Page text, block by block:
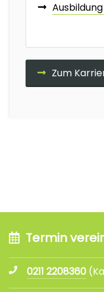
Zum
Termin
0211 2208360